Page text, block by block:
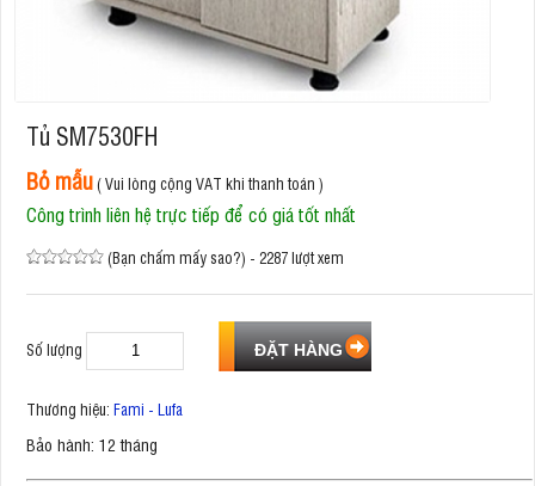
Tủ SM7530FH
Bỏ mẫu( Vui lòng cộng VAT khi thanh toán )
Công trình liên hệ trực tiếp để có giá tốt nhất
(Bạn chấm mấy sao?) - 2287 lượt xem
Số lượng
Thương hiệu: Fami - Lufa
Bảo hành: 12 tháng